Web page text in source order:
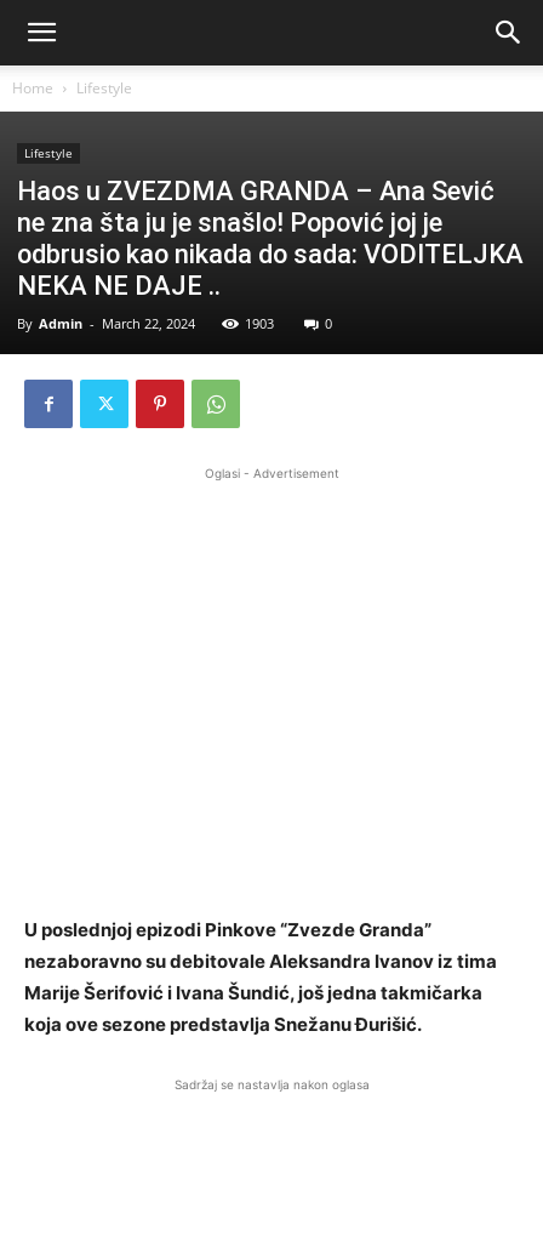
Home Lifestyle
Lifestyle
Haos u ZVEZDMA GRANDA – Ana Sević
ne zna šta ju je snašlo! Popović joj je
odbrusio kao nikada do sada: VODITELJKA
NEKA NE DAJE ..
By Admin - March 22, 2024 1903 0
Oglasi - Advertisement
U poslednjoj epizodi Pinkove “Zvezde Granda”
nezaboravno su debitovale Aleksandra Ivanov iz tima
Marije Šerifović i Ivana Šundić, još jedna takmičarka
koja ove sezone predstavlja Snežanu Đurišić.
Sadržaj se nastavlja nakon oglasa